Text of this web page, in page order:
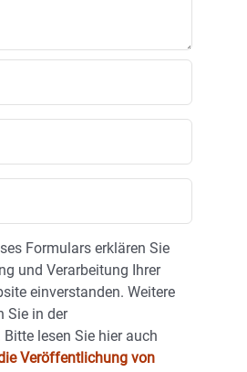
Formulars erklären Sie
und Verarbeitung Ihrer
einverstanden. Weitere
Sie in der
Bitte lesen Sie hier auch
Veröffentlichung von